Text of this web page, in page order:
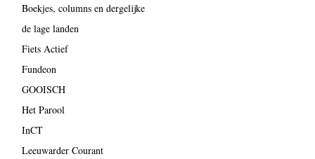
Boekjes, columns en dergelijke
de lage landen
Fiets Actief
Fundeon
GOOISCH
Het Parool
InCT
Leeuwarder Courant